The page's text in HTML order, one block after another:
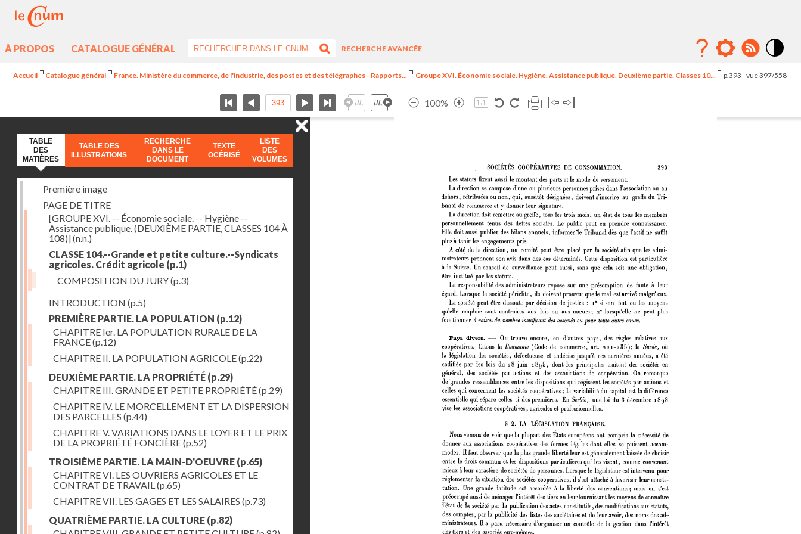
À PROPOS CATALOGUE GÉNÉRAL
RECHERCHE AVANCÉE
élévé
Accueil Catalogue général France. Ministère du commerce, de l'industrie, des postes et des télégraphes - Rapports... Groupe XVI. Économie sociale. Hygiène. Assistance publique. Deuxième partie. Classes 10... p.393 - vue 397/558
100%
TABLE
DES
MATIÈRES
TABLE DES
ILLUSTRATIONS
RECHERCHE
DANS LE
DOCUMENT
TEXTE
OCÉRISÉ
LISTE
DES
VOLUMES
Première image
PAGE DE TITRE
[GROUPE XVI. -- Économie sociale. -- Hygiène --
Assistance publique. (DEUXIÈME PARTIE, CLASSES 104 À
108)](n.n.)
CLASSE 104.--Grande et petite culture.--Syndicats
agricoles. Crédit agricole (p.1)
COMPOSITION DU JURY(p.3)
INTRODUCTION (p.5)
PREMIÈRE PARTIE. LA POPULATION (p.12)
CHAPITRE Ier. LA POPULATION RURALE DE LA
FRANCE(p.12)
CHAPITRE II. LA POPULATION AGRICOLE(p.22)
DEUXIÈME PARTIE. LA PROPRIÉTÉ (p.29)
CHAPITRE III. GRANDE ET PETITE PROPRIÉTÉ(p.29)
CHAPITRE IV. LE MORCELLEMENT ET LA DISPERSION
DES PARCELLES (p.44)
CHAPITRE V. VARIATIONS DANS LE LOYER ET LE PRIX
DE LA PROPRIÉTÉ FONCIÈRE(p.52)
TROISIÈME PARTIE. LA MAIN-D'OEUVRE (p.65)
CHAPITRE VI. LES OUVRIERS AGRICOLES ET LE
CONTRAT DE TRAVAIL(p.65)
CHAPITRE VII. LES GAGES ET LES SALAIRES (p.73)
QUATRIÈME PARTIE. LA CULTURE (p.82)